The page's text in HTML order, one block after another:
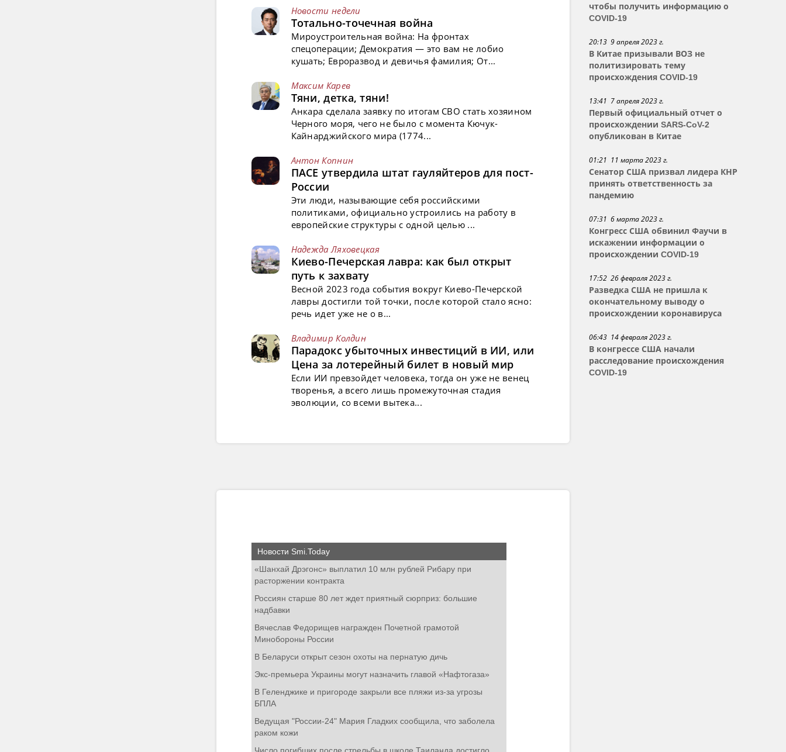
чтобы получить информацию о
COVID-19
20:13 9 апреля 2023 г.
В Китае призывали ВОЗ не
политизировать тему
происхождения COVID-19
13:41 7 апреля 2023 г.
Первый официальный отчет о
происхождении SARS-CoV-2
опубликован в Китае
01:21 11 марта 2023 г.
Сенатор США призвал лидера КНР
принять ответственность за
пандемию
07:31 6 марта 2023 г.
Конгресс США обвинил Фаучи в
искажении информации о
происхождении COVID-19
17:52 26 февраля 2023 г.
Разведка США не пришла к
окончательному выводу о
происхождении коронавируса
06:43 14 февраля 2023 г.
В конгрессе США начали
расследование происхождения
COVID-19
Новости недели
Тотально-точечная война
Мироустроительная война: На фронтах
спецоперации; Демократия — это вам не лобио
кушать; Евроразвод и девичья фамилия; От...
Максим Карев
Тяни, детка, тяни!
Анкара сделала заявку по итогам СВО стать хозяином
Черного моря, чего не было с момента Кючук-
Кайнарджийского мира (1774...
Антон Копнин
ПАСЕ утвердила штат гауляйтеров для пост-
России
Эти люди, называющие себя российскими
политиками, официально устроились на работу в
европейские структуры с одной целью ...
Надежда Ляховецкая
Киево-Печерская лавра: как был открыт
путь к захвату
Весной 2023 года события вокруг Киево-Печерской
лавры достигли той точки, после которой стало ясно:
речь идет уже не о в...
Владимир Колдин
Парадокс убыточных инвестиций в ИИ, или
Цена за лотерейный билет в новый мир
Если ИИ превзойдет человека, тогда он уже не венец
творенья, а всего лишь промежуточная стадия
эволюции, со всеми вытека...